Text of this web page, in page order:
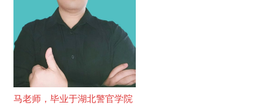
马老师，毕业于湖北警官学院